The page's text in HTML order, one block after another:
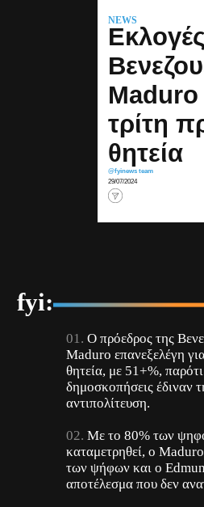
NEWS
Maduro
τρίτη
θητεία
@fyinews team
29/07/2024
fyi:
Ο πρόεδρος της
Maduro επανεξελέγη
θητεία, με 51+%, παρότι
δημοσκοπήσεις έδιναν
αντιπολίτευση.
Με το 80% των
καταμετρηθεί, ο
των ψήφων και ο
αποτέλεσμα που δεν